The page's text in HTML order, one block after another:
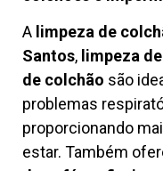
A limpeza de
Santos, limpeza
de colchão são
problemas
proporcionando
estar. Também